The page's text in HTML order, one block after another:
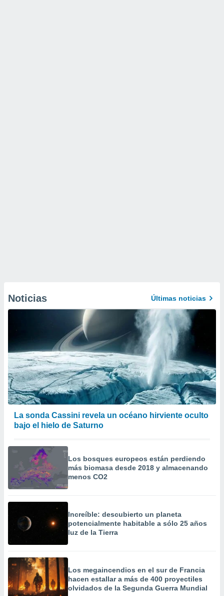
Noticias Últimas noticias
La sonda Cassini revela un océano hirviente oculto
bajo el hielo de Saturno
Los bosques europeos están perdiendo
más biomasa desde 2018 y almacenando
menos CO2
Increíble: descubierto un planeta
potencialmente habitable a sólo 25 años
luz de la Tierra
Los megaincendios en el sur de Francia
hacen estallar a más de 400 proyectiles
olvidados de la Segunda Guerra Mundial